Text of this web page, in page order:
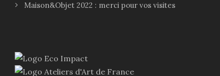
Maison&Objet 2022 : merci pour vos visites